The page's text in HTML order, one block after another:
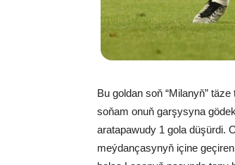
Bu goldan soň “Milanyň”
soňam onuň garşysyna
aratapawudy 1 gola düşürdi.
meýdançasynyň içine